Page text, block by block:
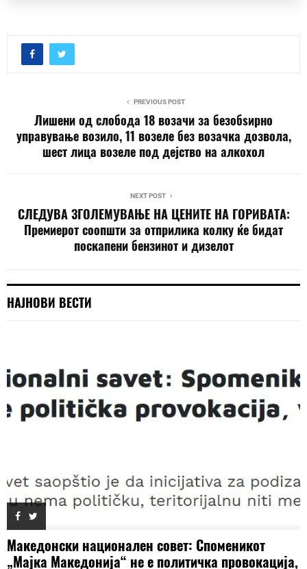
PREVIOUS POST
Лишени од слобода 18 возачи за безобѕирно
управување возило, 11 возеле без возачка дозвола,
шест лица возеле под дејство на алкохол
NEXT POST
СЛЕДУВА ЗГОЛЕМУВАЊЕ НА ЦЕНИТЕ НА ГОРИВАТА:
Премиерот соопшти за отприлика колку ќе бидат
поскапени бензинот и дизелот
НАЈНОВИ ВЕСТИ
Македонски национален совет: Споменикот
„Мајка Македонија“ не е политичка провокација,